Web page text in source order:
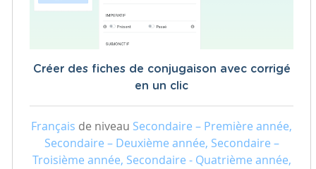
Créer des fiches de conjugaison avec corrigé
en un clic
Français de niveau Secondaire – Première année,
Secondaire – Deuxième année, Secondaire –
Troisième année, Secondaire - Quatrième année,